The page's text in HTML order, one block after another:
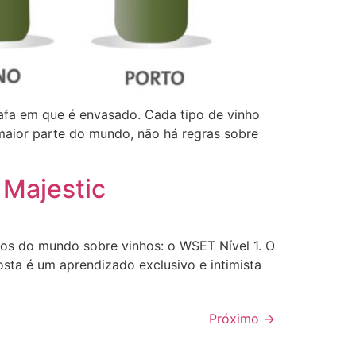
em que é envasado. Cada tipo de vinho
parte do mundo, não há regras sobre
do mundo sobre vinhos: o WSET Nível 1. O
é um aprendizado exclusivo e intimista
Próximo →